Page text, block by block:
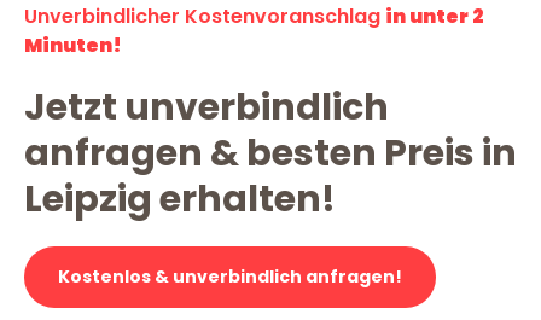
Unverbindlicher Kostenvoranschlag in unter 2
Minuten!
Jetzt unverbindlich
anfragen & besten Preis in
Leipzig erhalten!
Kostenlos & unverbindlich anfragen!